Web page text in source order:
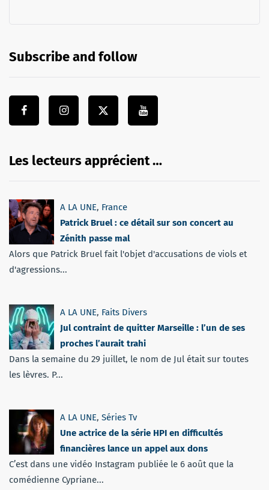
Subscribe and follow
Les lecteurs apprécient …
A LA UNE, France
Patrick Bruel : ce détail sur son concert au
Zénith passe mal
Alors que Patrick Bruel fait l'objet d'accusations de viols et
d'agressions...
A LA UNE, Faits Divers
Jul contraint de quitter Marseille : l’un de ses
proches l’aurait trahi
Dans la semaine du 29 juillet, le nom de Jul était sur toutes
les lèvres. P...
A LA UNE, Séries Tv
Une actrice de la série HPI en difficultés
financières lance un appel aux dons
C’est dans une vidéo Instagram publiée le 6 août que la
comédienne Cypriane...